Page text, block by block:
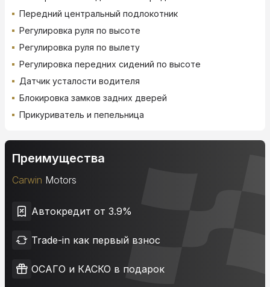
Передний центральный подлокотник
Регулировка руля по высоте
Регулировка руля по вылету
Регулировка передних сидений по высоте
Датчик усталости водителя
Блокировка замков задних дверей
Прикуриватель и пепельница
Преимущества
Carwin Motors
Автокредит от 3.9%
Trade-in как первый взнос
ОСАГО и КАСКО в подарок